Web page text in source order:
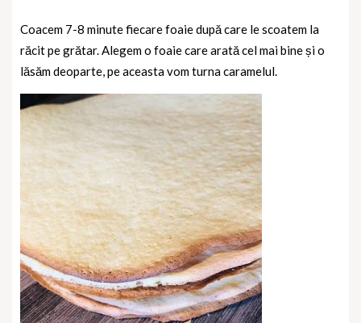
Coacem 7-8 minute fiecare foaie după care le scoatem la
răcit pe grătar. Alegem o foaie care arată cel mai bine și o
lăsăm deoparte, pe aceasta vom turna caramelul.